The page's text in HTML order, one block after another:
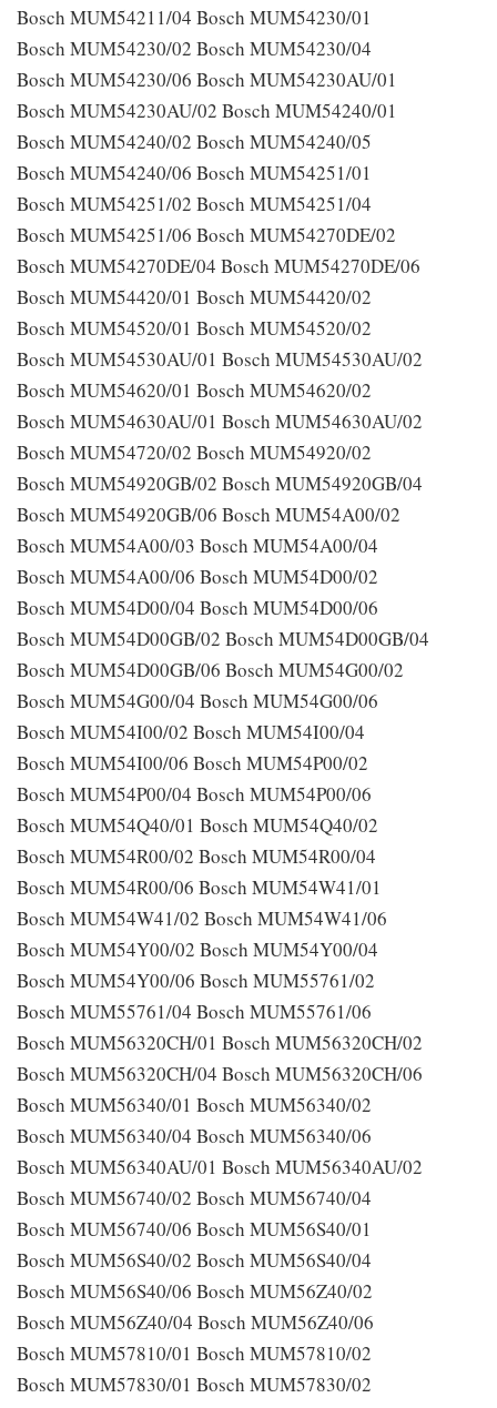
Bosch MUM54211/04 Bosch MUM54230/01
Bosch MUM54230/02 Bosch MUM54230/04
Bosch MUM54230/06 Bosch MUM54230AU/01
Bosch MUM54230AU/02 Bosch MUM54240/01
Bosch MUM54240/02 Bosch MUM54240/05
Bosch MUM54240/06 Bosch MUM54251/01
Bosch MUM54251/02 Bosch MUM54251/04
Bosch MUM54251/06 Bosch MUM54270DE/02
Bosch MUM54270DE/04 Bosch MUM54270DE/06
Bosch MUM54420/01 Bosch MUM54420/02
Bosch MUM54520/01 Bosch MUM54520/02
Bosch MUM54530AU/01 Bosch MUM54530AU/02
Bosch MUM54620/01 Bosch MUM54620/02
Bosch MUM54630AU/01 Bosch MUM54630AU/02
Bosch MUM54720/02 Bosch MUM54920/02
Bosch MUM54920GB/02 Bosch MUM54920GB/04
Bosch MUM54920GB/06 Bosch MUM54A00/02
Bosch MUM54A00/03 Bosch MUM54A00/04
Bosch MUM54A00/06 Bosch MUM54D00/02
Bosch MUM54D00/04 Bosch MUM54D00/06
Bosch MUM54D00GB/02 Bosch MUM54D00GB/04
Bosch MUM54D00GB/06 Bosch MUM54G00/02
Bosch MUM54G00/04 Bosch MUM54G00/06
Bosch MUM54I00/02 Bosch MUM54I00/04
Bosch MUM54I00/06 Bosch MUM54P00/02
Bosch MUM54P00/04 Bosch MUM54P00/06
Bosch MUM54Q40/01 Bosch MUM54Q40/02
Bosch MUM54R00/02 Bosch MUM54R00/04
Bosch MUM54R00/06 Bosch MUM54W41/01
Bosch MUM54W41/02 Bosch MUM54W41/06
Bosch MUM54Y00/02 Bosch MUM54Y00/04
Bosch MUM54Y00/06 Bosch MUM55761/02
Bosch MUM55761/04 Bosch MUM55761/06
Bosch MUM56320CH/01 Bosch MUM56320CH/02
Bosch MUM56320CH/04 Bosch MUM56320CH/06
Bosch MUM56340/01 Bosch MUM56340/02
Bosch MUM56340/04 Bosch MUM56340/06
Bosch MUM56340AU/01 Bosch MUM56340AU/02
Bosch MUM56740/02 Bosch MUM56740/04
Bosch MUM56740/06 Bosch MUM56S40/01
Bosch MUM56S40/02 Bosch MUM56S40/04
Bosch MUM56S40/06 Bosch MUM56Z40/02
Bosch MUM56Z40/04 Bosch MUM56Z40/06
Bosch MUM57810/01 Bosch MUM57810/02
Bosch MUM57830/01 Bosch MUM57830/02